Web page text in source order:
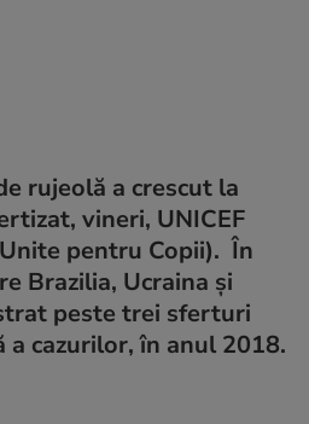
rujeolă a crescut la
vineri, UNICEF
pentru Copii). În
Brazilia, Ucraina şi
peste trei sferturi
cazurilor, în anul 2018.